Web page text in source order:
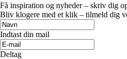
Få inspiration og nyheder – skriv dig
Bliv klogere med et klik – tilmeld dig
Indtast din mail
Deltag